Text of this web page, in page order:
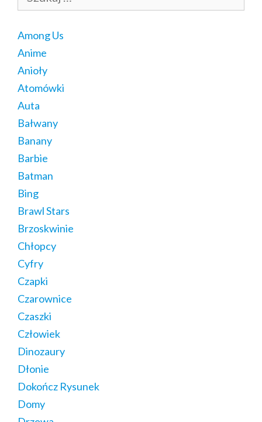
Among Us
Anime
Anioły
Atomówki
Auta
Bałwany
Banany
Barbie
Batman
Bing
Brawl Stars
Brzoskwinie
Chłopcy
Cyfry
Czapki
Czarownice
Czaszki
Człowiek
Dinozaury
Dłonie
Dokończ Rysunek
Domy